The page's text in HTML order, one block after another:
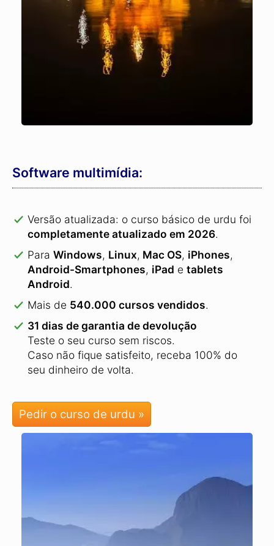
Software multimídia:
Versão atualizada: o curso básico de urdu foi
completamente atualizado em 2026.
Para Windows, Linux, Mac OS, iPhones,
Android-Smartphones, iPad e tablets
Android.
Mais de 540.000 cursos vendidos.
31 dias de garantia de devolução
Teste o seu curso sem riscos.
Caso não fique satisfeito, receba 100% do
seu dinheiro de volta.
Pedir o curso de urdu »